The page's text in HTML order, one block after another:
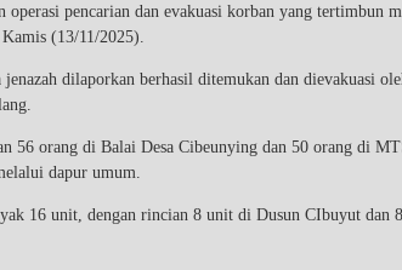
pencarian dan evakuasi korban yang tertimbun
(13/11/2025).
dilaporkan berhasil ditemukan dan dievakuasi
56 orang di Balai Desa Cibeunying dan 50 orang di
dapur umum.
16 unit, dengan rincian 8 unit di Dusun CIbuyut